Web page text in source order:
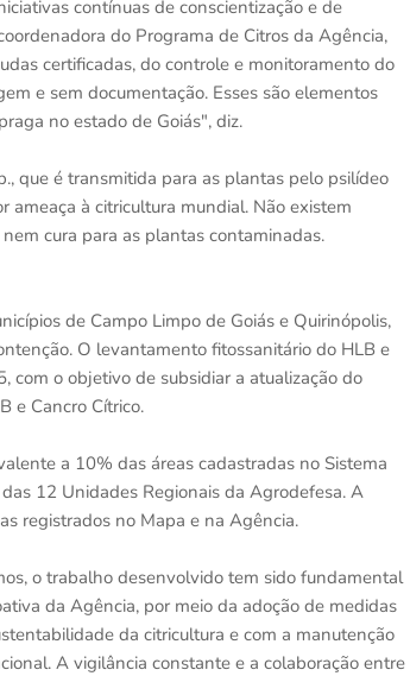
contínuas de conscientização e de
do Programa de Citros da Agência,
certificadas, do controle e monitoramento do
e sem documentação. Esses são elementos
no estado de Goiás", diz.
que é transmitida para as plantas pelo psilídeo
ameaça à citricultura mundial. Não existem
cura para as plantas contaminadas.
de Campo Limpo de Goiás e Quirinópolis,
O levantamento fitossanitário do HLB e
com o objetivo de subsidiar a atualização do
e Cancro Cítrico.
a 10% das áreas cadastradas no Sistema
12 Unidades Regionais da Agrodefesa. A
registrados no Mapa e na Agência.
o trabalho desenvolvido tem sido fundamental
da Agência, por meio da adoção de medidas
da citricultura e com a manutenção
A vigilância constante e a colaboração entre